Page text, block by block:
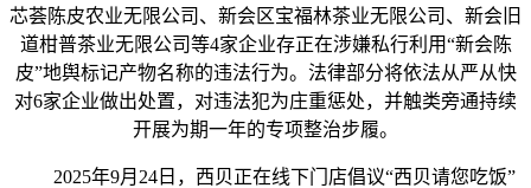
芯荟陈皮农业无限公司、新会区宝福林茶业无限公司、新会旧
道柑普茶业无限公司等4家企业存正在涉嫌私行利用“新会陈
皮”地舆标记产物名称的违法行为。法律部分将依法从严从快
对6家企业做出处置，对违法犯为庄重惩处，并触类旁通持续
开展为期一年的专项整治步履。
2025年9月24日，西贝正在线下门店倡议“西贝请您吃饭”